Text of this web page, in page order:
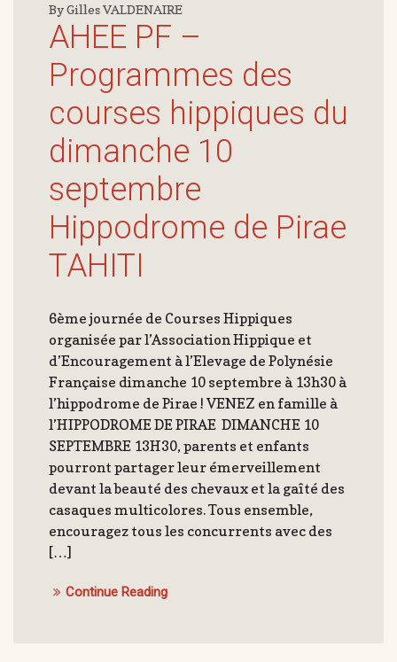
By Gilles VALDENAIRE
AHEE PF –
Programmes des
courses hippiques du
dimanche 10
septembre
Hippodrome de Pirae
TAHITI
6ème journée de Courses Hippiques
organisée par l’Association Hippique et
d’Encouragement à l’Elevage de Polynésie
Française dimanche 10 septembre à 13h30 à
l’hippodrome de Pirae ! VENEZ en famille à
l’HIPPODROME DE PIRAE DIMANCHE 10
SEPTEMBRE 13H30, parents et enfants
pourront partager leur émerveillement
devant la beauté des chevaux et la gaîté des
casaques multicolores. Tous ensemble,
encouragez tous les concurrents avec des
[…]
Continue Reading